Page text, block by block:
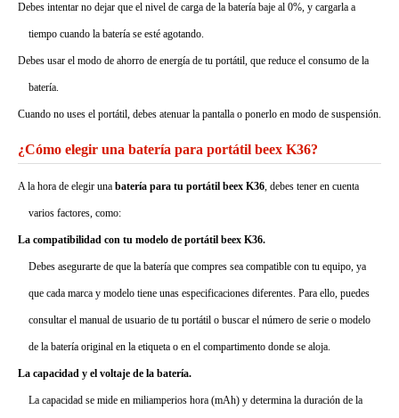
Debes intentar no dejar que el nivel de carga de la batería baje al 0%, y cargarla a
tiempo cuando la batería se esté agotando.
Debes usar el modo de ahorro de energía de tu portátil, que reduce el consumo de la
batería.
Cuando no uses el portátil, debes atenuar la pantalla o ponerlo en modo de suspensión.
¿Cómo elegir una batería para portátil beex K36?
A la hora de elegir una batería para tu portátil beex K36, debes tener en cuenta
varios factores, como:
La compatibilidad con tu modelo de portátil beex K36.
Debes asegurarte de que la batería que compres sea compatible con tu equipo, ya
que cada marca y modelo tiene unas especificaciones diferentes. Para ello, puedes
consultar el manual de usuario de tu portátil o buscar el número de serie o modelo
de la batería original en la etiqueta o en el compartimento donde se aloja.
La capacidad y el voltaje de la batería.
La capacidad se mide en miliamperios hora (mAh) y determina la duración de la